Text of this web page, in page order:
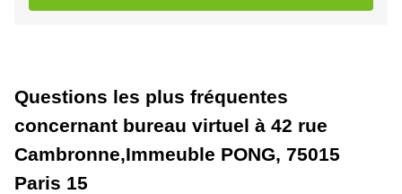
Questions les plus fréquentes
concernant bureau virtuel à 42 rue
Cambronne,Immeuble PONG, 75015
Paris 15